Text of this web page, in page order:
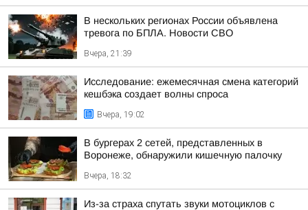
В нескольких регионах России объявлена
тревога по БПЛА. Новости СВО
Вчера, 21:39
Исследование: ежемесячная смена категорий
кешбэка создает волны спроса
Вчера, 19:02
В бургерах 2 сетей, представленных в
Воронеже, обнаружили кишечную палочку
Вчера, 18:32
Из-за страха спутать звуки мотоциклов с